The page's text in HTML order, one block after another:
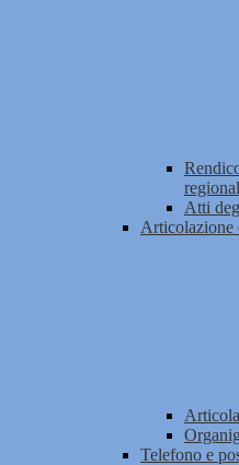
Atti
Telefono e